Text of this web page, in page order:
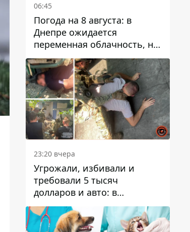
06:45
Погода на 8 августа: в
Днепре ожидается
переменная облачность, но
может пойти дождь
23:20 вчера
Угрожали, избивали и
требовали 5 тысяч
долларов и авто: в
Павлограде задержали двух
мужчин